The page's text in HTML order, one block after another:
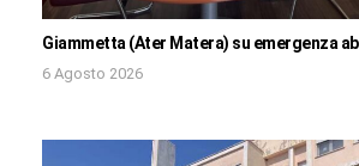
Giammetta (Ater Matera) su emergenza
6 Agosto 2026